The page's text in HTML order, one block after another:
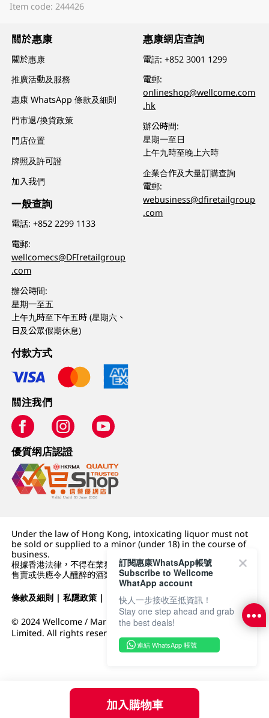
加入購物車
Item code: 244426
關於惠康
關於惠康
推廣活動及服務
惠康 WhatsApp 條款及細則
門市退/換貨政策
門店位置
牌照及許可證
加入我們
一般查詢
電話:+852 2299 1133
電郵:
wellcomecs@DFIretailgroup
.com
辦公時間:
星期一至五
上午九時至下午五時 (星期六、
日及公眾假期休息)
惠康網店查詢
電話:+852 3001 1299
電郵:
onlineshop@wellcome.com
.hk
辦公時間:
星期一至日
上午九時至晚上六時
企業合作及大量訂購查詢
電郵:
webusiness@dfiretailgroup
.com
付款方式
關注我們
優質纲店認證
Under the law of Hong Kong, intoxicating liquor must not
be sold or supplied to a minor (under 18) in the course of
business.
根據香港法律，不得在業務過程中，向未成年人 (18 歲以下人士)
售賣或供應令人醺醉的酒類。
條款及細則 |私隱政策 | DFI零售集團
© 2024 Wellcome / Market Place. The Dairy Farm Company
Limited. All rights reserved.
訂閱惠康WhatsApp帳號
Subscribe to Wellcome
WhatApp account
快人一步接收至抵資訊！
Stay one step ahead and grab
the best deals!
連結 WhatsApp 帳號